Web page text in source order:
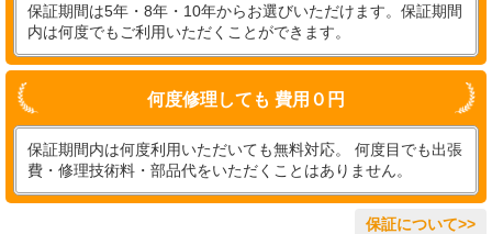
保証期間は5年・8年・10年からお選びいただけます。保証期間
内は何度でもご利用いただくことができます。
何度修理しても 費用０円
保証期間内は何度利用いただいても無料対応。 何度目でも出張
費・修理技術料・部品代をいただくことはありません。
保証について>>